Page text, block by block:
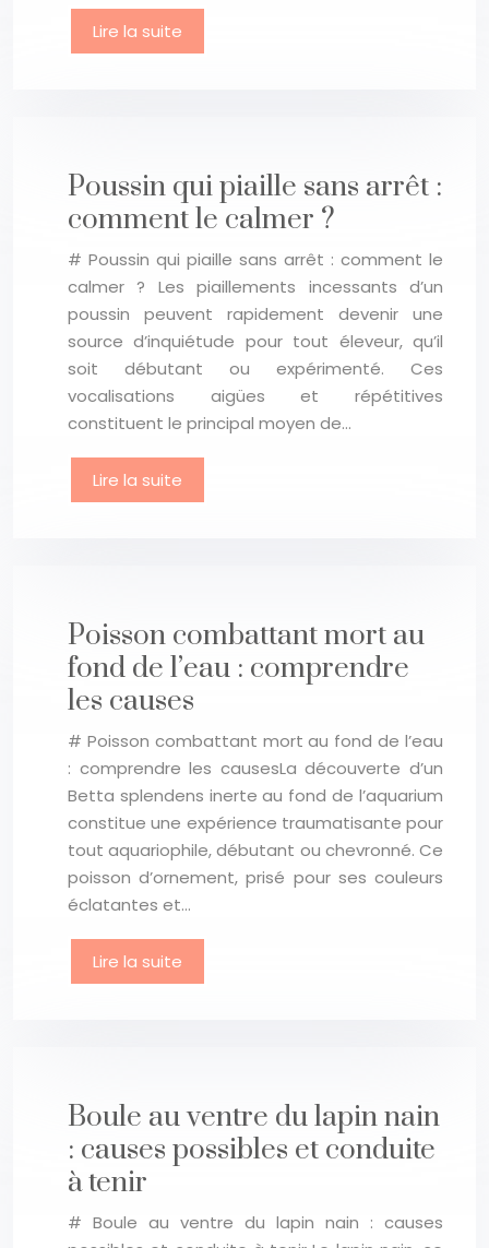
Lire la suite
Poussin qui piaille sans arrêt :
comment le calmer ?
# Poussin qui piaille sans arrêt : comment le
calmer ? Les piaillements incessants d’un
poussin peuvent rapidement devenir une
source d’inquiétude pour tout éleveur, qu’il
soit débutant ou expérimenté. Ces
vocalisations aigües et répétitives
constituent le principal moyen de…
Lire la suite
Poisson combattant mort au
fond de l’eau : comprendre
les causes
# Poisson combattant mort au fond de l’eau
: comprendre les causesLa découverte d’un
Betta splendens inerte au fond de l’aquarium
constitue une expérience traumatisante pour
tout aquariophile, débutant ou chevronné. Ce
poisson d’ornement, prisé pour ses couleurs
éclatantes et…
Lire la suite
Boule au ventre du lapin nain
: causes possibles et conduite
à tenir
# Boule au ventre du lapin nain : causes